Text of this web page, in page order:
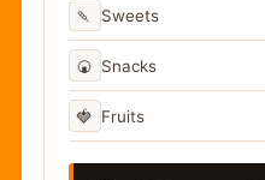
🍡 Sweets
🍘 Snacks
🍓 Fruits